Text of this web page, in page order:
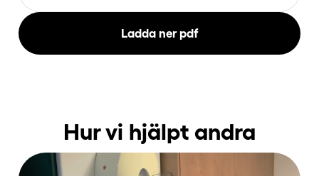
Hur vi hjälpt andra